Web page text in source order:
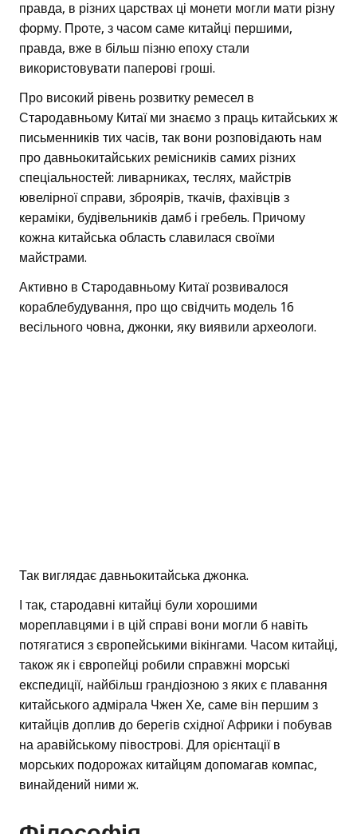
правда, в різних царствах ці монети могли мати різну
форму. Проте, з часом саме китайці першими,
правда, вже в більш пізню епоху стали
використовувати паперові гроші.
Про високий рівень розвитку ремесел в
Стародавньому Китаї ми знаємо з праць китайських ж
письменників тих часів, так вони розповідають нам
про давньокитайських ремісників самих різних
спеціальностей: ливарниках, теслях, майстрів
ювелірної справи, зброярів, ткачів, фахівців з
кераміки, будівельників дамб і гребель. Причому
кожна китайська область славилася своїми
майстрами.
Активно в Стародавньому Китаї розвивалося
кораблебудування, про що свідчить модель 16
весільного човна, джонки, яку виявили археологи.
Так виглядає давньокитайська джонка.
І так, стародавні китайці були хорошими
мореплавцями і в цій справі вони могли б навіть
потягатися з європейськими вікінгами. Часом китайці,
також як і європейці робили справжні морські
експедиції, найбільш грандіозною з яких є плавання
китайського адмірала Чжен Хе, саме він першим з
китайців доплив до берегів східної Африки і побував
на аравійському півострові. Для орієнтації в
морських подорожах китайцям допомагав компас,
винайдений ними ж.